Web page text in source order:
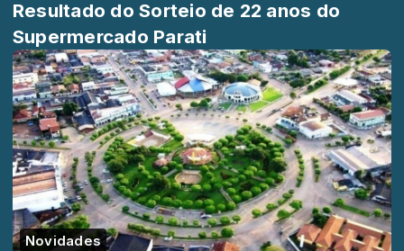
Resultado do Sorteio de 22 anos do
Supermercado Parati
Novidades